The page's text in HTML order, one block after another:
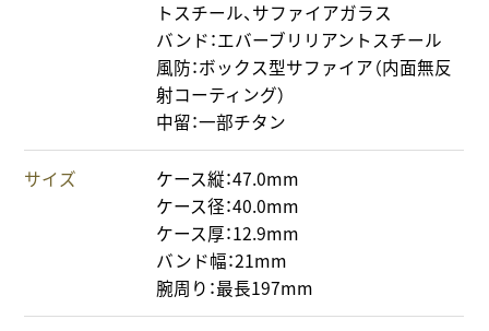
トスチール、サファイアガラス
バンド：エバーブリリアントスチール
風防：ボックス型サファイア（内面無反
射コーティング）
中留：一部チタン
サイズ
ケース縦：47.0mm
ケース径：40.0mm
ケース厚：12.9mm
バンド幅：21mm
腕周り：最長197mm